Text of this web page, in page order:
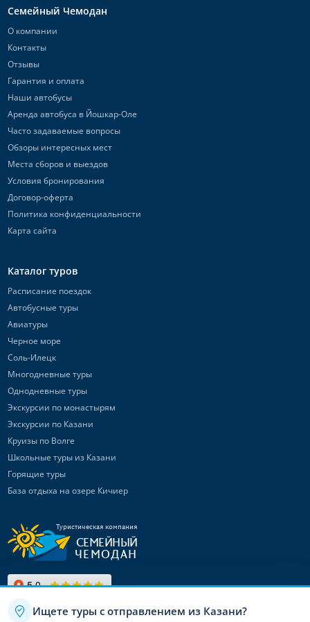
Ищете туры с отправлением из Казани?
Семейный Чемодан
О компании
Контакты
Отзывы
Гарантия и оплата
Наши автобусы
Аренда автобуса в Йошкар-Оле
Часто задаваемые вопросы
Обзоры интересных мест
Места сборов и выездов
Условия бронирования
Договор-оферта
Политика конфиденциальности
Карта сайта
Каталог туров
Расписание поездок
Автобусные туры
Авиатуры
Черное море
Соль-Илецк
Многодневные туры
Однодневные туры
Экскурсии по монастырям
Экскурсии по Казани
Круизы по Волге
Школьные туры из Казани
Горящие туры
База отдыха на озере Кичиер
Туристическая компания
СЕМЕЙНЫЙ
ЧЕМОДАН